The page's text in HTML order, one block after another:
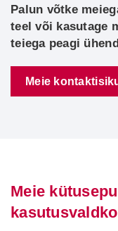
Palun võtke
teel või kasutage
teiega peagi
Meie
Meie